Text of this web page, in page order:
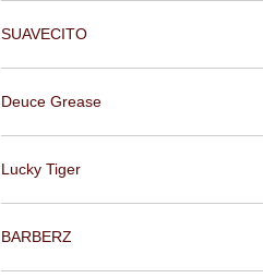
SUAVECITO
Deuce Grease
Lucky Tiger
BARBERZ